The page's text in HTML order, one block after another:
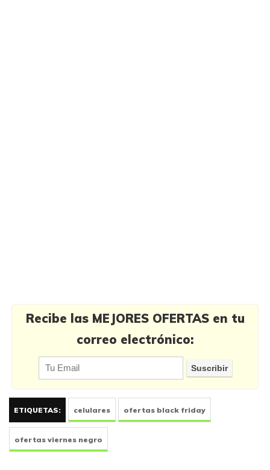
Recibe las MEJORES OFERTAS en tu
correo electrónico:
ETIQUETAS: celulares ofertas black friday
ofertas viernes negro